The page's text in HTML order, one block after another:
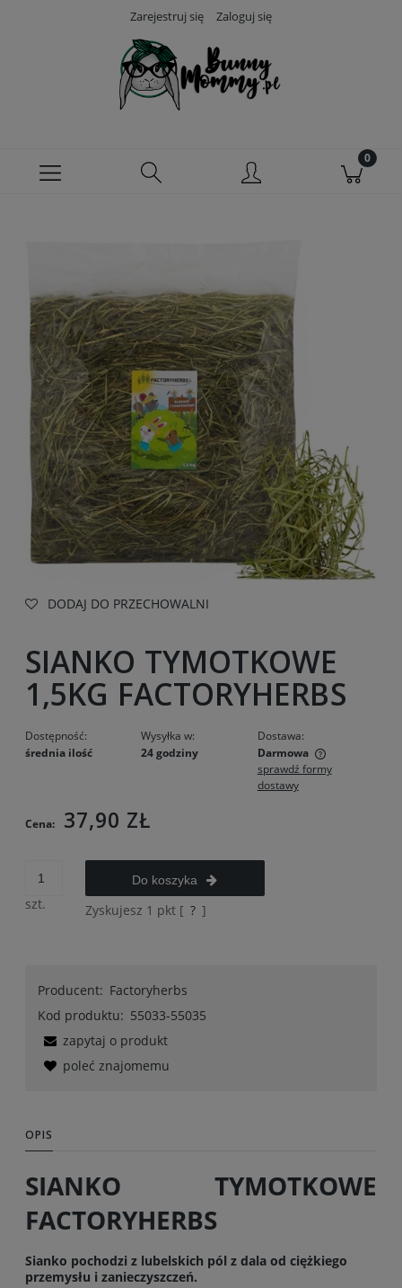
Zarejestruj się Zaloguj się
DODAJ DO PRZECHOWALNI
SIANKO TYMOTKOWE
1,5KG FACTORYHERBS
Dostępność:
średnia ilość
Wysyłka w:
24 godziny
Dostawa:
Darmowa
Cena nie zawiera ewentualnych kosztów płatności
sprawdź formy
dostawy
Cena: 37,90 ZŁ
szt.
Do koszyka
Zyskujesz 1 pkt [ ? ]
Producent: Factoryherbs
Kod produktu: 55033-55035
zapytaj o produkt
poleć znajomemu
OPIS
SIANKO TYMOTKOWE
FACTORYHERBS
Sianko pochodzi z lubelskich pól z dala od ciężkiego
przemysłu i zanieczyszczeń.